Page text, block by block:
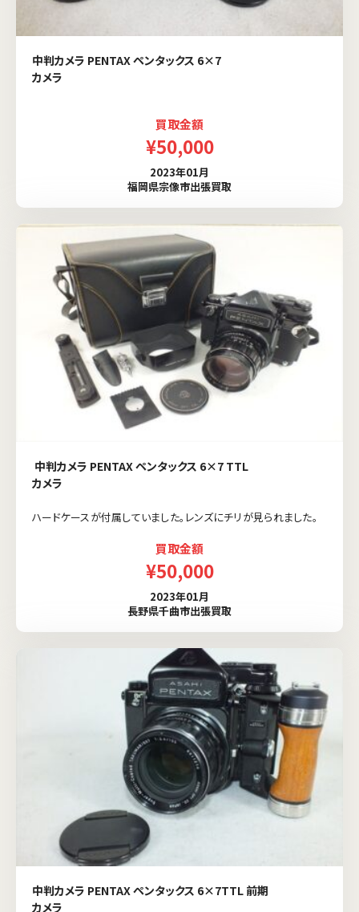
中判カメラ PENTAX ペンタックス 6×7
カメラ
買取金額
¥50,000
2023年01月
福岡県宗像市出張買取
中判カメラ PENTAX ペンタックス 6×7 TTL
カメラ
ハードケースが付属していました。レンズにチリが見られました。
買取金額
¥50,000
2023年01月
長野県千曲市出張買取
中判カメラ PENTAX ペンタックス 6×7TTL 前期
カメラ